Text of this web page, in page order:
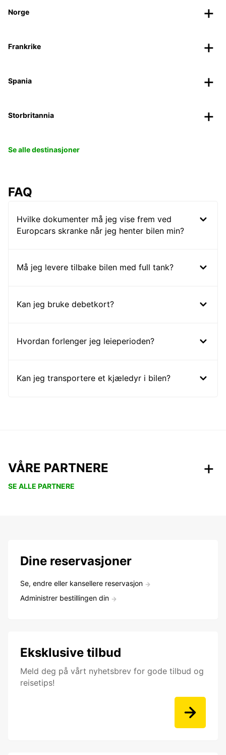
Norge
Frankrike
Spania
Storbritannia
Se alle destinasjoner
FAQ
Hvilke dokumenter må jeg vise frem ved
Europcars skranke når jeg henter bilen min?
Må jeg levere tilbake bilen med full tank?
Kan jeg bruke debetkort?
Hvordan forlenger jeg leieperioden?
Kan jeg transportere et kjæledyr i bilen?
VÅRE PARTNERE
SE ALLE PARTNERE
Dine reservasjoner
Se, endre eller kansellere reservasjon
Administrer bestillingen din
Eksklusive tilbud
Meld deg på vårt nyhetsbrev for gode tilbud og
reisetips!